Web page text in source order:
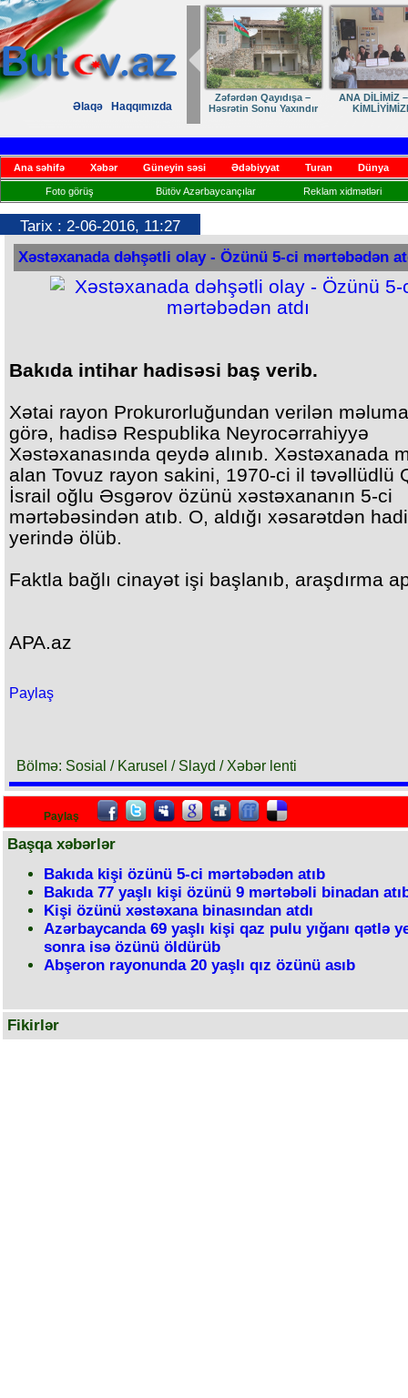
Əlaqə Haqqımızda
KİMLİYİMİZDİR
Ruhumuzun manifesti
Dostumuza sürpriz
yubiley təbriki
Ana səhifə Xəbər Güneyin səsi Ədəbiyyat Turan Dünya
Foto görüş Bütöv Azərbaycançılar Reklam xidmətləri
Tarix : 2-06-2016, 11:27
Xəstəxanada dəhşətli olay - Özünü 5-ci mərtəbədən
Bakıda intihar hadisəsi baş verib.
Xətai rayon Prokurorluğundan verilən
görə, hadisə Respublika Neyrocərrahiyyə
Xəstəxanasında qeydə alınıb. Xəstəxanada
alan Tovuz rayon sakini, 1970-ci il təvəllüdlü
İsrail oğlu Əsgərov özünü xəstəxananın 5-ci
mərtəbəsindən atıb. O, aldığı xəsarətdən
yerində ölüb.
Faktla bağlı cinayət işi başlanıb, araşdırma
APA.az
Paylaş
Bölmə: Sosial / Karusel / Slayd / Xəbər lenti
Paylaş
Başqa xəbərlər
Bakıda kişi özünü 5-ci mərtəbədən atıb
Bakıda 77 yaşlı kişi özünü 9 mərtəbəli binadan
Kişi özünü xəstəxana binasından atdı
Azərbaycanda 69 yaşlı kişi qaz pulu yığanı qətlə
sonra isə özünü öldürüb
Abşeron rayonunda 20 yaşlı qız özünü asıb
Fikirlər